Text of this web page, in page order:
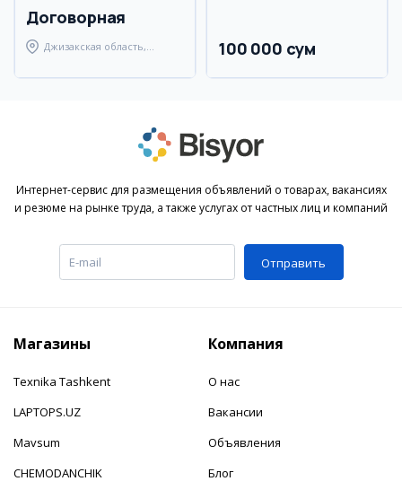
Договорная
Джизакская область,
100 000 сум
Интернет-сервис для размещения объявлений о товарах, вакансиях
и резюме на рынке труда, а также услугах от частных лиц и компаний
Отправить
Магазины
Texnika Tashkent
LAPTOPS.UZ
Mavsum
CHEMODANCHIK
Компания
О нас
Вакансии
Объявления
Блог